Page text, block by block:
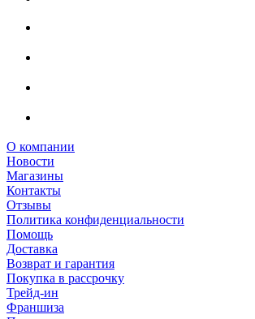
О компании
Новости
Магазины
Контакты
Отзывы
Политика конфиденциальности
Помощь
Доставка
Возврат и гарантия
Покупка в рассрочку
Трейд-ин
Франшиза